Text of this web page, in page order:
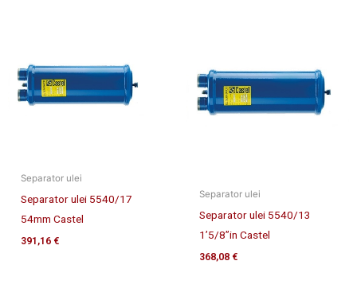
Separator ulei
Separator ulei 5540/17
54mm Castel
391,16 €
Separator ulei
Separator ulei 5540/13
1’5/8”in Castel
368,08 €